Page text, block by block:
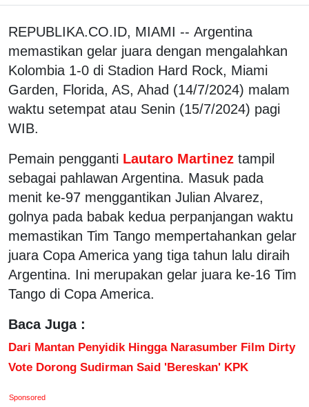
REPUBLIKA.CO.ID, MIAMI -- Argentina
memastikan gelar juara dengan mengalahkan
Kolombia 1-0 di Stadion Hard Rock, Miami
Garden, Florida, AS, Ahad (14/7/2024) malam
waktu setempat atau Senin (15/7/2024) pagi
WIB.
Pemain pengganti Lautaro Martinez tampil
sebagai pahlawan Argentina. Masuk pada
menit ke-97 menggantikan Julian Alvarez,
golnya pada babak kedua perpanjangan waktu
memastikan Tim Tango mempertahankan gelar
juara Copa America yang tiga tahun lalu diraih
Argentina. Ini merupakan gelar juara ke-16 Tim
Tango di Copa America.
Baca Juga :
Dari Mantan Penyidik Hingga Narasumber Film Dirty
Vote Dorong Sudirman Said 'Bereskan' KPK
Sponsored